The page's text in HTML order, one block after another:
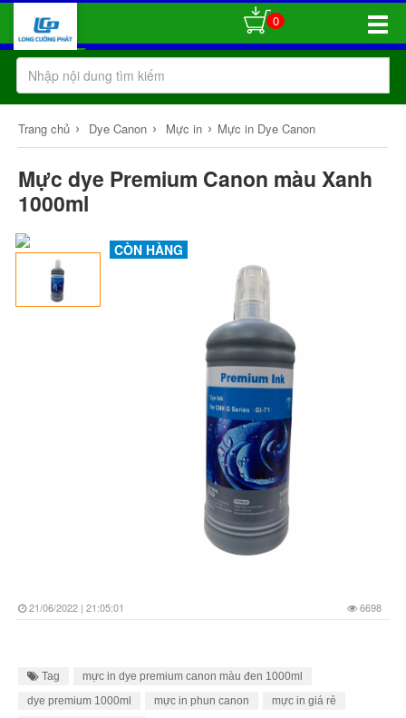
Toggle
0
Trang chủ › Dye Canon › Mực in › Mực in Dye Canon
Mực dye Premium Canon màu Xanh
1000ml
CÒN HÀNG
21/06/2022 | 21:05:01 6698
Tag
mực in dye premium canon màu đen 1000ml
dye premium 1000ml
mực in phun canon
mực in giá rẻ